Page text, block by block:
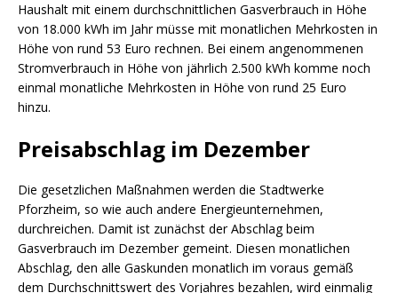
Haushalt mit einem durchschnittlichen Gasverbrauch in Höhe
von 18.000 kWh im Jahr müsse mit monatlichen Mehrkosten in
Höhe von rund 53 Euro rechnen. Bei einem angenommenen
Stromverbrauch in Höhe von jährlich 2.500 kWh komme noch
einmal monatliche Mehrkosten in Höhe von rund 25 Euro
hinzu.
Preisabschlag im Dezember
Die gesetzlichen Maßnahmen werden die Stadtwerke
Pforzheim, so wie auch andere Energieunternehmen,
durchreichen. Damit ist zunächst der Abschlag beim
Gasverbrauch im Dezember gemeint. Diesen monatlichen
Abschlag, den alle Gaskunden monatlich im voraus gemäß
dem Durchschnittswert des Vorjahres bezahlen, wird einmalig